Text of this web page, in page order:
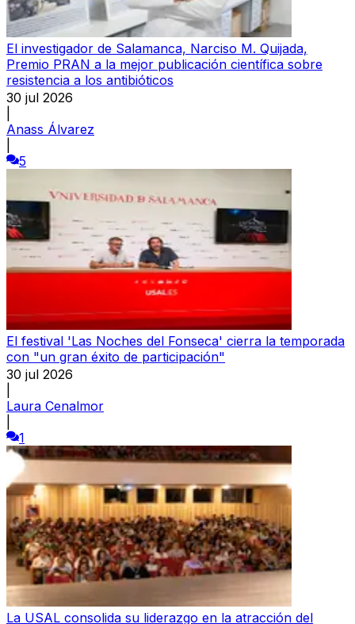
El investigador de Salamanca, Narciso M. Quijada,
Premio PRAN a la mejor publicación científica sobre
resistencia a los antibióticos
30 jul 2026
Anass Álvarez
5
El festival 'Las Noches del Fonseca' cierra la temporada
con "un gran éxito de participación"
30 jul 2026
Laura Cenalmor
1
La USAL consolida su liderazgo en la atracción del